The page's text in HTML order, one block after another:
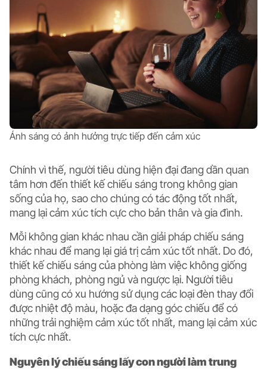
Ánh sáng có ảnh hưởng trực tiếp đến cảm xúc
Chính vì thế, người tiêu dùng hiện đại đang dần quan
tâm hơn đến thiết kế chiếu sáng trong không gian
sống của họ, sao cho chúng có tác động tốt nhất,
mang lại cảm xúc tích cực cho bản thân và gia đình.
Mỗi không gian khác nhau cần giải pháp chiếu sáng
khác nhau để mang lại giá trị cảm xúc tốt nhất. Do đó,
thiết kế chiếu sáng của phòng làm việc không giống
phòng khách, phòng ngủ và ngược lại. Người tiêu
dùng cũng có xu hướng sử dụng các loại đèn thay đổi
được nhiệt độ màu, hoặc đa dạng góc chiếu để có
những trải nghiệm cảm xúc tốt nhất, mang lại cảm xúc
tích cực nhất.
Nguyên lý chiếu sáng lấy con người làm trung